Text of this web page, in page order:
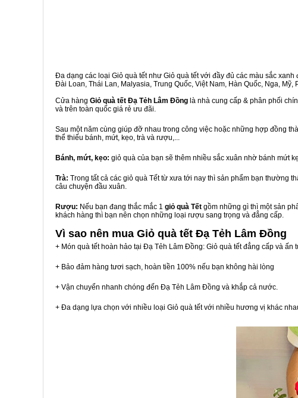
Đa dạng các loại Giỏ quà tết như Giỏ quà tết với đầy đủ các màu sắc
Đài Loan, Thái Lan, Malyasia, Trung Quốc, Việt Nam, Hàn Quốc, Nga, Mỹ,
Cửa hàng Giỏ quà tết Đạ Tẻh Lâm Đồng là nhà cung cấp & phân phối
và trên toàn quốc giá rẻ ưu đãi.
Sau một năm cùng giúp đỡ nhau trong công việc hoặc những hợp đồng
thể thiếu bánh, mứt, kẹo, trà và rượu,...
Bánh, mứt, kẹo: giỏ quà của bạn sẽ thêm nhiều sắc xuân nhờ bánh mứt
Trà: Trong tất cả các giỏ quà Tết từ xưa tới nay thì sản phẩm bạn thường
câu chuyện đầu xuân.
Rượu: Nếu bạn đang thắc mắc 1 giỏ quà Tết gồm những gì thì một sản
khách hàng thì bạn nên chọn những loại rượu sang trọng và đẳng cấp.
Vì sao nên mua Giỏ quà tết Đạ Tẻh Lâm Đồng
+ Món quà tết hoàn hảo tại Đạ Tẻh Lâm Đồng: Giỏ quà tết đẳng cấp và ấn
+ Bảo đảm hàng tươi sạch, hoàn tiền 100% nếu bạn không hài lòng
+ Vận chuyển nhanh chóng đến Đạ Tẻh Lâm Đồng và khắp cả nước.
+ Đa dạng lựa chọn với nhiều loại Giỏ quà tết với nhiều hương vị khác